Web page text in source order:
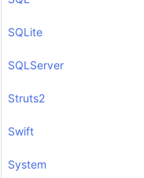
SQLite
SQLServer
Struts2
Swift
System